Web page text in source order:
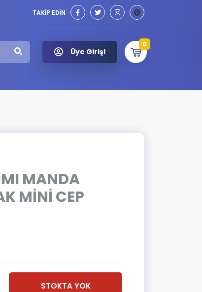
TAKİP EDİN
0
Üye Girişi
MANDA
MİNİ CEP
STOKTA YOK